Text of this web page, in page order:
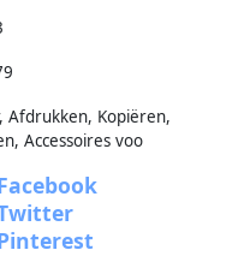
Afdrukken, Kopiëren,
Accessoires voo